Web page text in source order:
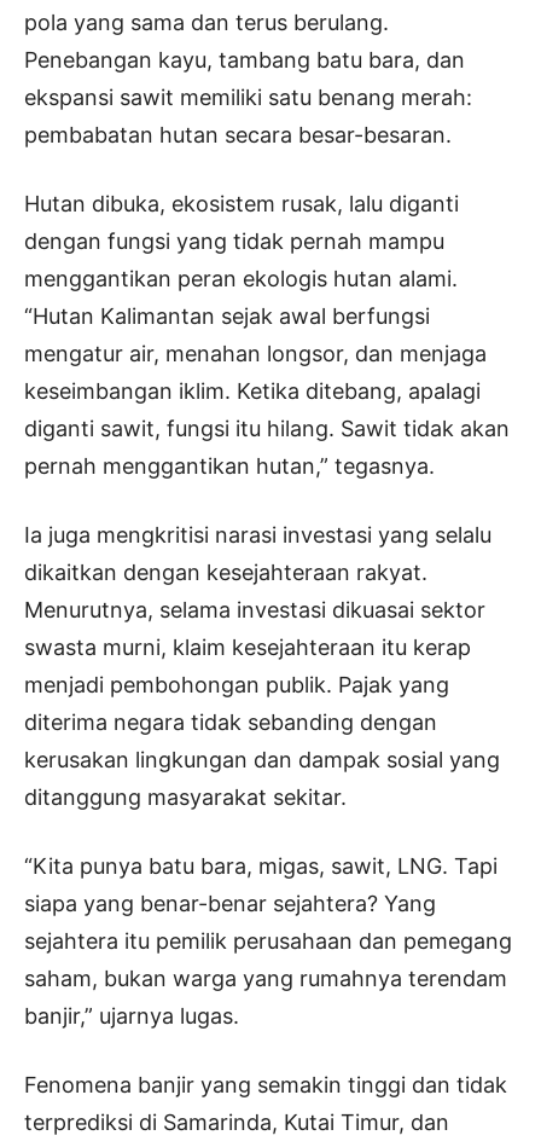
pola yang sama dan terus berulang.
Penebangan kayu, tambang batu bara, dan
ekspansi sawit memiliki satu benang merah:
pembabatan hutan secara besar-besaran.
Hutan dibuka, ekosistem rusak, lalu diganti
dengan fungsi yang tidak pernah mampu
menggantikan peran ekologis hutan alami.
“Hutan Kalimantan sejak awal berfungsi
mengatur air, menahan longsor, dan menjaga
keseimbangan iklim. Ketika ditebang, apalagi
diganti sawit, fungsi itu hilang. Sawit tidak akan
pernah menggantikan hutan,” tegasnya.
Ia juga mengkritisi narasi investasi yang selalu
dikaitkan dengan kesejahteraan rakyat.
Menurutnya, selama investasi dikuasai sektor
swasta murni, klaim kesejahteraan itu kerap
menjadi pembohongan publik. Pajak yang
diterima negara tidak sebanding dengan
kerusakan lingkungan dan dampak sosial yang
ditanggung masyarakat sekitar.
“Kita punya batu bara, migas, sawit, LNG. Tapi
siapa yang benar-benar sejahtera? Yang
sejahtera itu pemilik perusahaan dan pemegang
saham, bukan warga yang rumahnya terendam
banjir,” ujarnya lugas.
Fenomena banjir yang semakin tinggi dan tidak
terprediksi di Samarinda, Kutai Timur, dan